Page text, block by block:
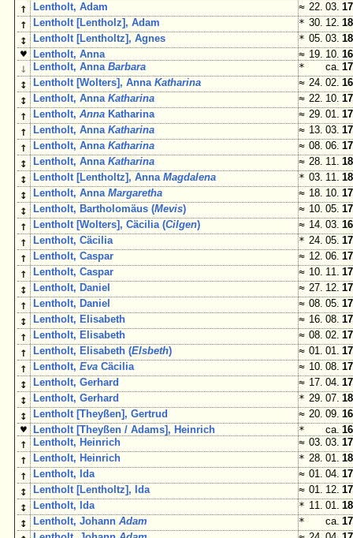
↑ Lentholt, Adam ≈ 22. 03.
↑ Lentholt [Lentholz], Adam * 30. 12.
↕ Lentholt [Lentholtz], Agnes * 05. 03.
♥
Lentholt, Anna ≈ 19. 10.
↓ Lentholt, AnnaBarbara * ca.
↕ Lentholt [Wolters], AnnaKatharina ≈ 24. 02.
↕ Lentholt, AnnaKatharina ≈ 22. 10.
↑ Lentholt,Anna Katharina ≈ 29. 01.
↑ Lentholt, AnnaKatharina ≈ 13. 03.
↑ Lentholt, AnnaKatharina ≈ 08. 06.
↕ Lentholt, AnnaKatharina ≈ 28. 11.
↕ Lentholt [Lentholtz], AnnaMagdalena * 03. 11.
↕ Lentholt, AnnaMargaretha ≈ 18. 10.
↕ Lentholt, Bartholomäus (Mevis) ≈ 10. 05.
↑ Lentholt [Wolters], Cäcilia (Cilgen) ≈ 14. 03.
↑ Lentholt, Cäcilia * 24. 05.
↑ Lentholt, Caspar ≈ 12. 06.
↑ Lentholt, Caspar ≈ 10. 11.
↕ Lentholt, Daniel ≈ 27. 12.
↑ Lentholt, Daniel ≈ 08. 05.
↕ Lentholt, Elisabeth ≈ 16. 08.
↑ Lentholt, Elisabeth ≈ 08. 02.
↑ Lentholt, Elisabeth (Elsbeth) ≈ 01. 01.
↑ Lentholt,Eva Cäcilia ≈ 10. 08.
↕ Lentholt, Gerhard ≈ 17. 04.
↕ Lentholt, Gerhard * 29. 07.
↕ Lentholt [Theyßen], Gertrud ≈ 20. 09.
♥
Lentholt [Theyßen / Adams], Heinrich * ca.
↑ Lentholt, Heinrich ≈ 03. 03.
↑ Lentholt, Heinrich * 28. 01.
↑ Lentholt, Ida ≈ 01. 04.
↕ Lentholt [Lentholtz], Ida ≈ 01. 12.
↕ Lentholt, Ida * 11. 01.
↕ Lentholt, JohannAdam * ca.